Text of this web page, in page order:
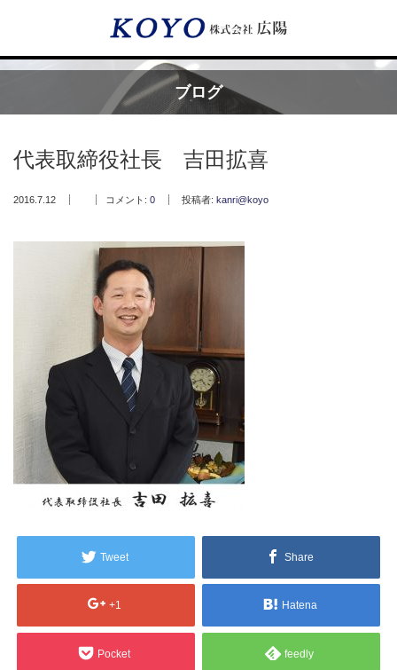
ブログ
代表取締役社長 吉田拡喜
2016.7.12 コメント: 0 投稿者: kanri@koyo
Tweet Share
+1 Hatena
Pocket feedly
Menu
フッ素樹脂コーティング
フッ素樹脂ベルト
取付工事・メンテナンス
販売製品
よくある質問
納品までの流れ
最近の記事
今まで使用が出来ないとされていた小
型ベルトコンベアでも使用可能なフッ
素樹脂ベルトを開発…
トタイプのコンベアーベルトです。ベ